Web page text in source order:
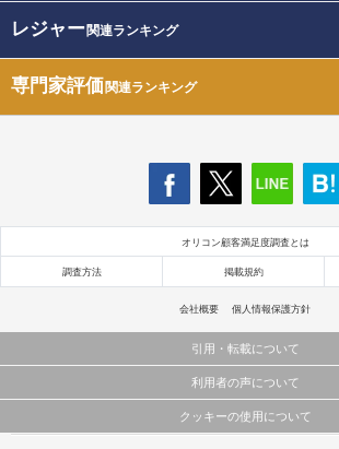
レジャー関連ランキング
専門家評価関連ランキング
オリコン顧客満足度調査とは
調査方法 掲載規約
会社概要 個人情報保護方針
引用・転載について
当サイトで公開されている情報（文字、写真、イラスト、画像デ
これらの情報を権利者の許可なく無断転載・複製などの二次利用
利用者の声について
当サイトに掲載している内容はすべてサービスの利用者が提出さ
クッキーの使用について